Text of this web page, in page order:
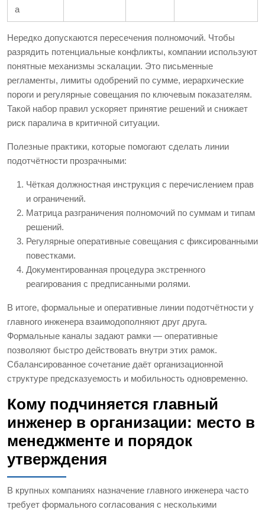
а
Нередко допускаются пересечения полномочий. Чтобы
разрядить потенциальные конфликты, компании используют
понятные механизмы эскалации. Это письменные
регламенты, лимиты одобрений по сумме, иерархические
пороги и регулярные совещания по ключевым показателям.
Такой набор правил ускоряет принятие решений и снижает
риск паралича в критичной ситуации.
Полезные практики, которые помогают сделать линии
подотчётности прозрачными:
Чёткая должностная инструкция с перечислением прав
и ограничений.
Матрица разграничения полномочий по суммам и типам
решений.
Регулярные оперативные совещания с фиксированными
повестками.
Документированная процедура экстренного
реагирования с предписанными ролями.
В итоге, формальные и оперативные линии подотчётности у
главного инженера взаимодополняют друг друга.
Формальные каналы задают рамки — оперативные
позволяют быстро действовать внутри этих рамок.
Сбалансированное сочетание даёт организационной
структуре предсказуемость и мобильность одновременно.
Кому подчиняется главный
инженер в организации: место в
менеджменте и порядок
утверждения
В крупных компаниях назначение главного инженера часто
требует формального согласования с несколькими